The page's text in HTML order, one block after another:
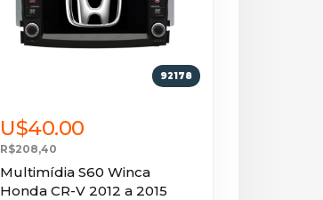
92178
U$40.00
R$208,40
Multimídia S60 Winca
Honda CR-V 2012 a 2015